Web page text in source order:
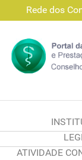
Rede dos
ATIVIDADE